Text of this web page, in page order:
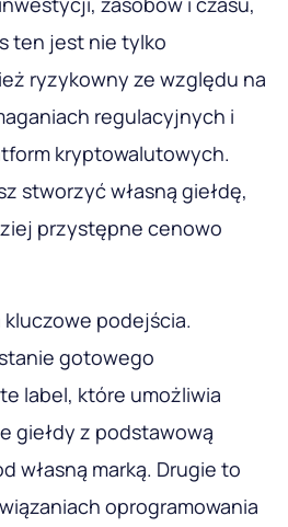
ten jest nie tylko
ryzykowny ze względu na
regulacyjnych i
kryptowalutowych.
stworzyć własną giełdę,
przystępne cenowo
podejścia.
gotowego
label, które umożliwia
giełdy z podstawową
własną marką. Drugie to
oprogramowania